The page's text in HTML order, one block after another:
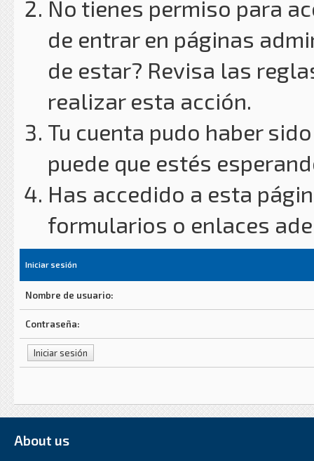
No tienes permiso para
de entrar en páginas
de estar? Revisa las
realizar esta acción.
Tu cuenta pudo haber
puede que estés
Has accedido a esta
formularios o enlaces
Iniciar sesión
Nombre de usuario:
Contraseña:
About us